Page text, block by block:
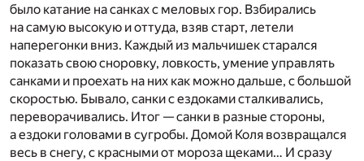
было катание на санках с меловых гор. Взбирались
на самую высокую и оттуда, взяв старт, летели
наперегонки вниз. Каждый из мальчишек старался
показать свою сноровку, ловкость, умение управлять
санками и проехать на них как можно дальше, с большой
скоростью. Бывало, санки с ездоками сталкивались,
переворачивались. Итог — санки в разные стороны,
а ездоки головами в сугробы. Домой Коля возвращался
весь в снегу, с красными от мороза щеками… И сразу